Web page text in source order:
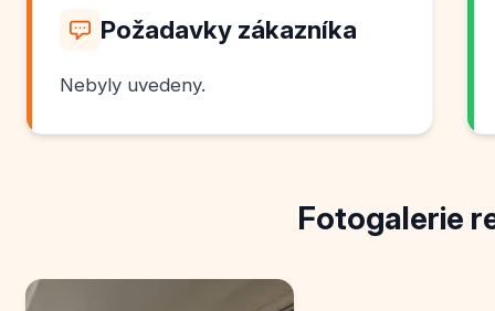
Požadavky zákazníka
Nebyly uvedeny.
Fotogalerie